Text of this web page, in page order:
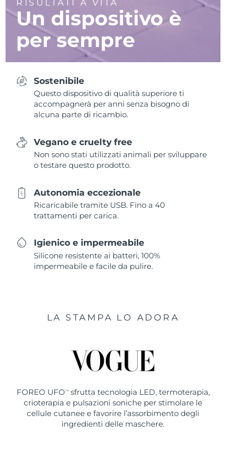
RISULTATI A VITA
Un dispositivo è
per sempre
Sostenibile
Questo dispositivo di qualità superiore ti
accompagnerà per anni senza bisogno di
alcuna parte di ricambio.
Vegano e cruelty free
Non sono stati utilizzati animali per sviluppare
o testare questo prodotto.
Autonomia eccezionale
Ricaricabile tramite USB. Fino a 40
trattamenti per carica.
Igienico e impermeabile
Silicone resistente ai batteri, 100%
impermeabile e facile da pulire.
LA STAMPA LO ADORA
FOREO UFO TMsfrutta tecnologia LED, termoterapia,
crioterapia e pulsazioni soniche per stimolare le
cellule cutanee e favorire l’assorbimento degli
ingredienti delle maschere.